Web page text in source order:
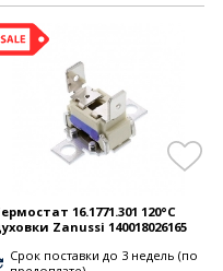
16.1771.301 120°C
Zanussi 140018026165
Срок поставки до 3 недель (по